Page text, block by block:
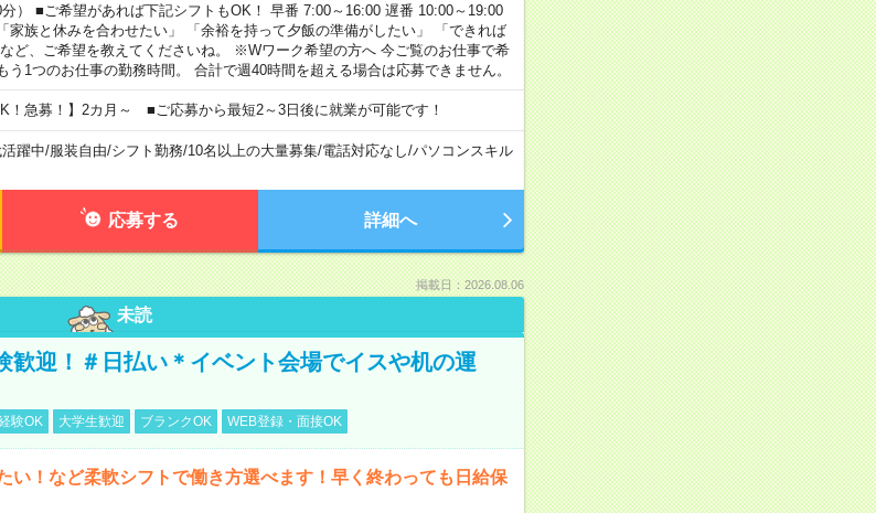
） ■ご希望があれば下記シフトもOK！ 早番 7:00～16:00 遅番 10:00～19:00
家族と休みを合わせたい」 「余裕を持って夕飯の準備がしたい」 「できれば
ど、ご希望を教えてくださいね。 ※Wワーク希望の方へ 今ご覧のお仕事で希
う1つのお仕事の勤務時間。 合計で週40時間を超える場合は応募できません。
！急募！】2カ月～ ■ご応募から最短2～3日後に就業が可能です！
躍中/服装自由/シフト勤務/10名以上の大量募集/電話対応なし/パソコンスキル
応募する 詳細へ
掲載日：2026.08.06
未読
歓迎！＃日払い＊イベント会場でイスや机の運
験OK 大学生歓迎 ブランクOK WEB登録・面接OK
い！など柔軟シフトで働き方選べます！早く終わっても日給保